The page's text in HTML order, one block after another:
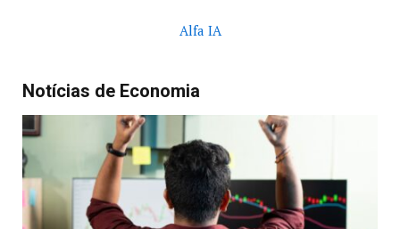
Alfa IA
Notícias de Economia